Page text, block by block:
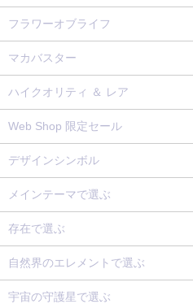
フラワーオブライフ
マカバスター
ハイクオリティ ＆ レア
Web Shop 限定セール
デザインシンボル
メインテーマで選ぶ
存在で選ぶ
自然界のエレメントで選ぶ
宇宙の守護星で選ぶ